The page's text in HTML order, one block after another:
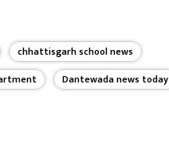
chhattisgarh school news
Dantewada news today